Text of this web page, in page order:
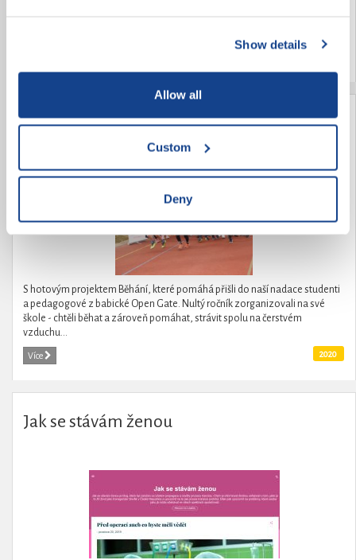
Show details
Allow all
Custom
Deny
Run and Help - Běhání, které pomáhá
S hotovým projektem Běhání, které pomáhá přišli do naší nadace studenti
a pedagogové z babické Open Gate. Nultý ročník zorganizovali na své
škole - chtěli běhat a zároveň pomáhat, strávit spolu na čerstvém
vzduchu...
Více 2020
Jak se stávám ženou